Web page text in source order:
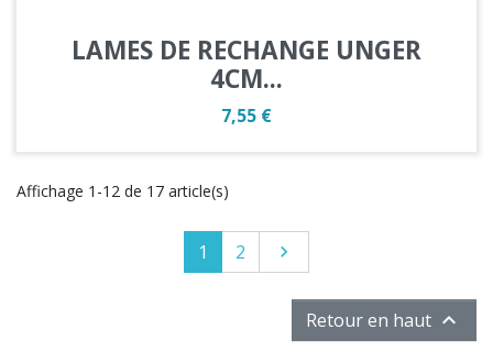
LAMES DE RECHANGE UNGER
4CM...
Prix
7,55 €
Affichage 1-12 de 17 article(s)
1 2 Suivant

Retour en haut 